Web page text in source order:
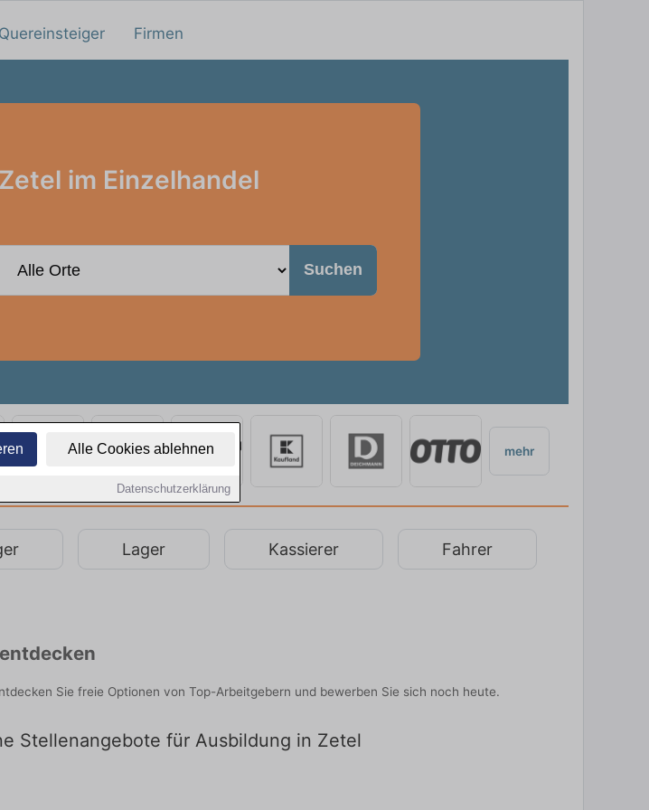
Alle Cookies ablehnen
Datenschutzerklärung
Quereinsteiger Firmen
im Einzelhandel
Suchen
mehr
Lager Kassierer Fahrer
Sie freie Optionen von Top-Arbeitgebern und bewerben Sie sich noch heute.
Stellenangebote für Ausbildung in Zetel